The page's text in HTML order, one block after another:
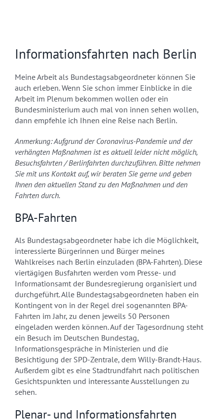
Informationsfahrten nach Berlin
Meine Arbeit als Bundestagsabgeordneter können Sie
auch erleben. Wenn Sie schon immer Einblicke in die
Arbeit im Plenum bekommen wollen oder ein
Bundesministerium auch mal von innen sehen wollen,
dann empfehle ich Ihnen eine Reise nach Berlin.
Anmerkung: Aufgrund der Coronavirus-Pandemie und der
verhängten Maßnahmen ist es aktuell leider nicht möglich,
Besuchsfahrten / Berlinfahrten durchzuführen. Bitte nehmen
Sie mit uns Kontakt auf, wir beraten Sie gerne und geben
Ihnen den aktuellen Stand zu den Maßnahmen und den
Fahrten durch.
BPA-Fahrten
Als Bundestagsabgeordneter habe ich die Möglichkeit,
interessierte Bürgerinnen und Bürger meines
Wahlkreises nach Berlin einzuladen (BPA-Fahrten). Diese
viertägigen Busfahrten werden vom Presse- und
Informationsamt der Bundesregierung organisiert und
durchgeführt. Alle Bundestagsabgeordneten haben ein
Kontingent von in der Regel drei sogenannten BPA-
Fahrten im Jahr, zu denen jeweils 50 Personen
eingeladen werden können. Auf der Tagesordnung steht
ein Besuch im Deutschen Bundestag,
Informationsgespräche in Ministerien und die
Besichtigung der SPD-Zentrale, dem Willy-Brandt-Haus.
Außerdem gibt es eine Stadtrundfahrt nach politischen
Gesichtspunkten und interessante Ausstellungen zu
sehen.
Plenar- und Informationsfahrten